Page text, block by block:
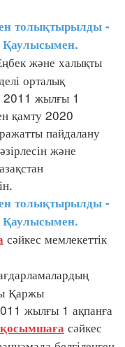
толықтырылды -
Қаулысымен.
және халықты
орталық
2011 жылғы 1
қамту 2020
пайдалану
және
толықтырылды -
Қаулысымен.
сәйкес мемлекеттік
Қаржы
жылғы 1 ақпанға
сәйкес